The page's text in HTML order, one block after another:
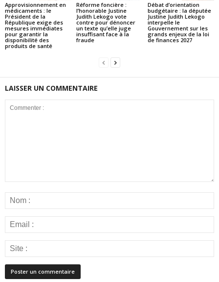
Approvisionnement en
médicaments : le
Président de la
République exige des
mesures immédiates
pour garantir la
disponibilité des
produits de santé
Réforme foncière :
l’honorable Justine
Judith Lekogo vote
contre pour dénoncer
un texte qu’elle juge
insuffisant face à la
fraude
Débat d’orientation
budgétaire : la députée
Justine Judith Lekogo
interpelle le
Gouvernement sur les
grands enjeux de la loi
de finances 2027
LAISSER UN COMMENTAIRE